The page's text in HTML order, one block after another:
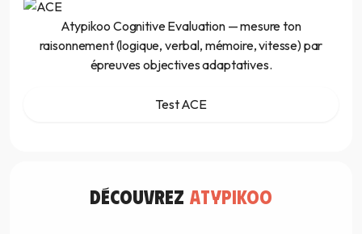
Atypikoo Cognitive Evaluation — mesure ton
raisonnement (logique, verbal, mémoire, vitesse) par
épreuves objectives adaptatives.
Test ACE
découvrez atypikoo